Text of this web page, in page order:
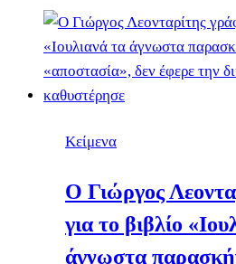
Κείμενα
Ο Γιώργος
για το βιβλίο
άγνωστα